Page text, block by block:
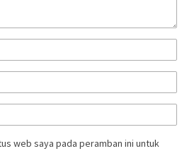
web saya pada peramban ini untuk